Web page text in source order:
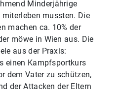
Minderjährige
mussten. Die
machen ca. 10% der
möwe in Wien aus. Die
aus der Praxis:
einen Kampfsportkurs
dem Vater zu schützen,
der Attacken der Eltern